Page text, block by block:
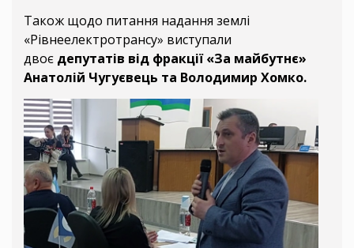
Також щодо питання надання землі
«Рівнеелектротрансу» виступали
двоє депутатів від фракції «За майбутнє»
Анатолій Чугуєвець та Володимир Хомко.